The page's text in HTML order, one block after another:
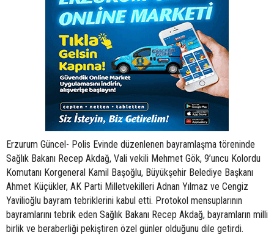
Erzurum Güncel- Polis Evinde düzenlenen bayramlaşma töreninde
Sağlık Bakanı Recep Akdağ, Vali vekili Mehmet Gök, 9’uncu Kolordu
Komutanı Korgeneral Kamil Başoğlu, Büyükşehir Belediye Başkanı
Ahmet Küçükler, AK Parti Milletvekilleri Adnan Yılmaz ve Cengiz
Yavilioğlu bayram tebriklerini kabul etti. Protokol mensuplarının
bayramlarını tebrik eden Sağlık Bakanı Recep Akdağ, bayramların milli
birlik ve beraberliği pekiştiren özel günler olduğunu dile getirdi.